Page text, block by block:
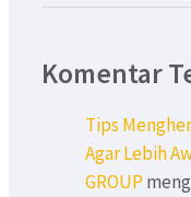
Komentar
Tips
Agar Lebih
GROUP